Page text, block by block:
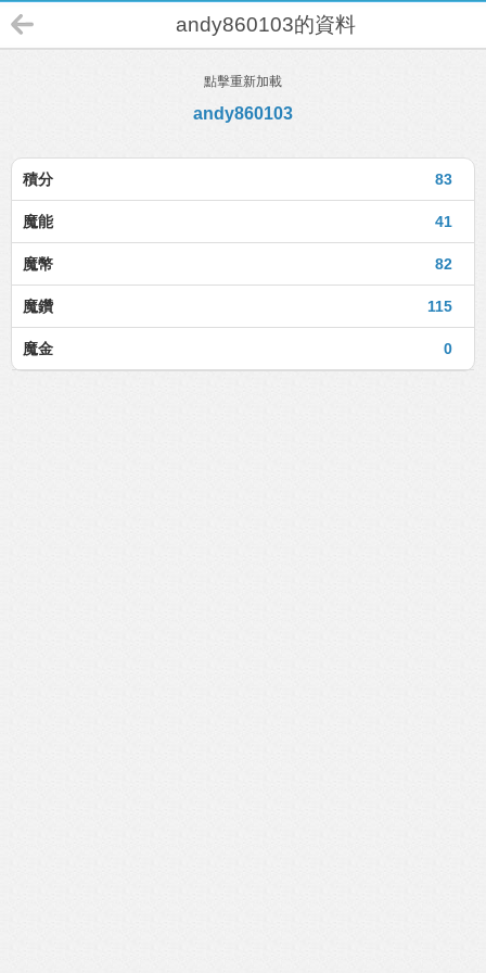
andy860103的資料
點擊重新加載
andy860103
83
積分
41
魔能
82
魔幣
115
魔鑽
0
魔金